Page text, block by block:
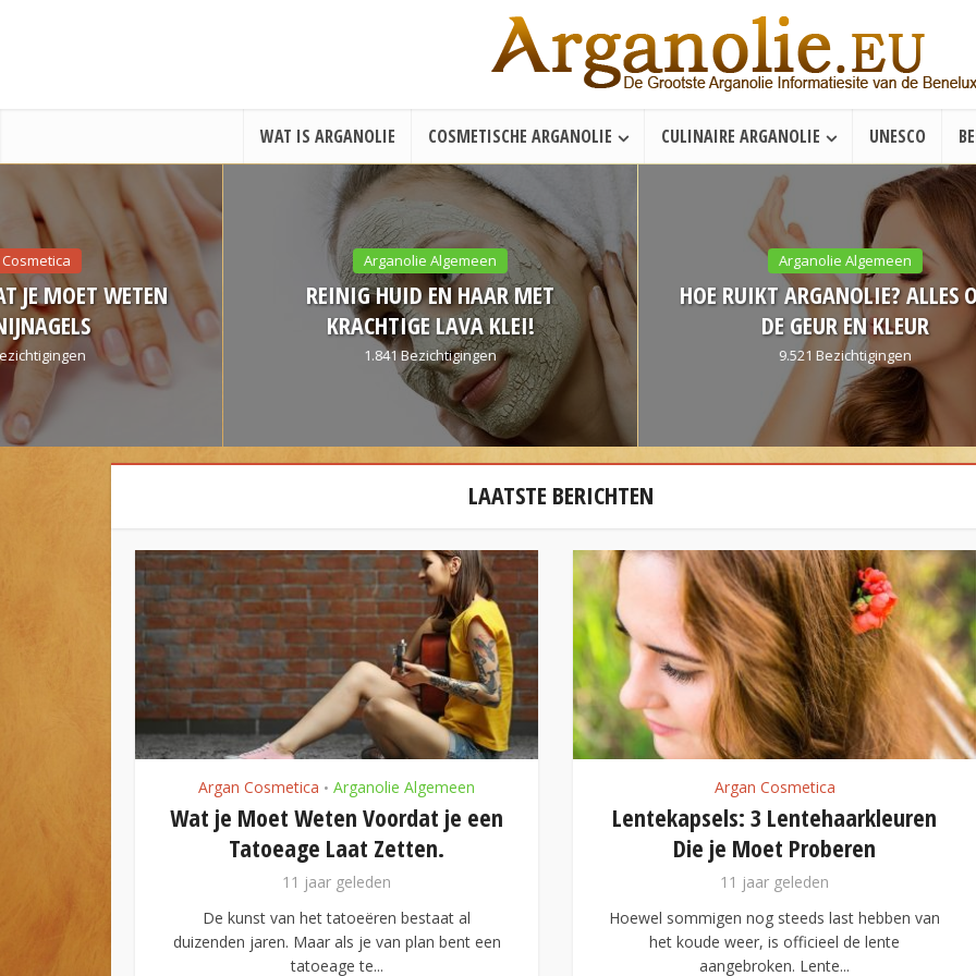
WAT IS ARGANOLIE COSMETISCHE ARGANOLIE CULINAIRE ARGANOLIE UNESCO
Arganolie Algemeen
REINIG HUID EN HAAR MET
KRACHTIGE LAVA KLEI!
1.841 Bezichtigingen
Arganolie Algemeen
HOE RUIKT ARGANOLIE? ALLES OVER
DE GEUR EN KLEUR
9.521 Bezichtigingen
LAATSTE BERICHTEN
Arganolie Algemeen
Weten Voordat je een
van het tatoeëren bestaat al
Maar als je van plan bent een
Argan Cosmetica
Lentekapsels: 3 Lentehaarkleuren
Die je Moet Proberen
Hoewel sommigen nog steeds last hebben van
het koude weer, is officieel de lente
5
Stralende
Huidverzorging gaat
producten die je